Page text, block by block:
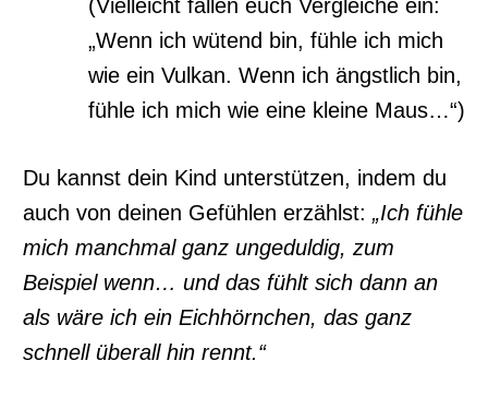
(Vielleicht fallen euch Vergleiche ein:
„Wenn ich wütend bin, fühle ich mich
wie ein Vulkan. Wenn ich ängstlich bin,
fühle ich mich wie eine kleine Maus…“)
Du kannst dein Kind unterstützen, indem du
auch von deinen Gefühlen erzählst: „Ich fühle
mich manchmal ganz ungeduldig, zum
Beispiel wenn… und das fühlt sich dann an
als wäre ich ein Eichhörnchen, das ganz
schnell überall hin rennt.“